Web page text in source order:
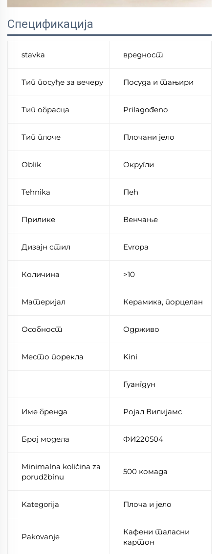
Спецификација
stavka вредност
Тип посуђе за вечеру Посуда и тањири
Тип обрасца Prilagođeno
Тип плоче Плочани јело
Oblik Округли
Tehnika Пећ
Прилике Венчање
Дизајн стил Evropa
Количина >10
Материјал Керамика, порцелан
Особност Одрживо
Место порекла Kini
Гуангдун
Име бренда Ројал Вилијамс
Број модела ФИ220504
Minimalna količina za
porudžbinu
500 комада
Kategorija Плоча и јело
Pakovanje
Кафени таласни
картон